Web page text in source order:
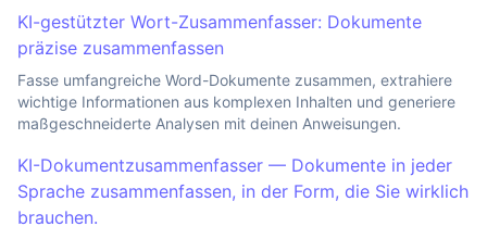
KI-gestützter Wort-Zusammenfasser: Dokumente
präzise zusammenfassen
Fasse umfangreiche Word-Dokumente zusammen, extrahiere
wichtige Informationen aus komplexen Inhalten und generiere
maßgeschneiderte Analysen mit deinen Anweisungen.
KI-Dokumentzusammenfasser — Dokumente in jeder
Sprache zusammenfassen, in der Form, die Sie wirklich
brauchen.